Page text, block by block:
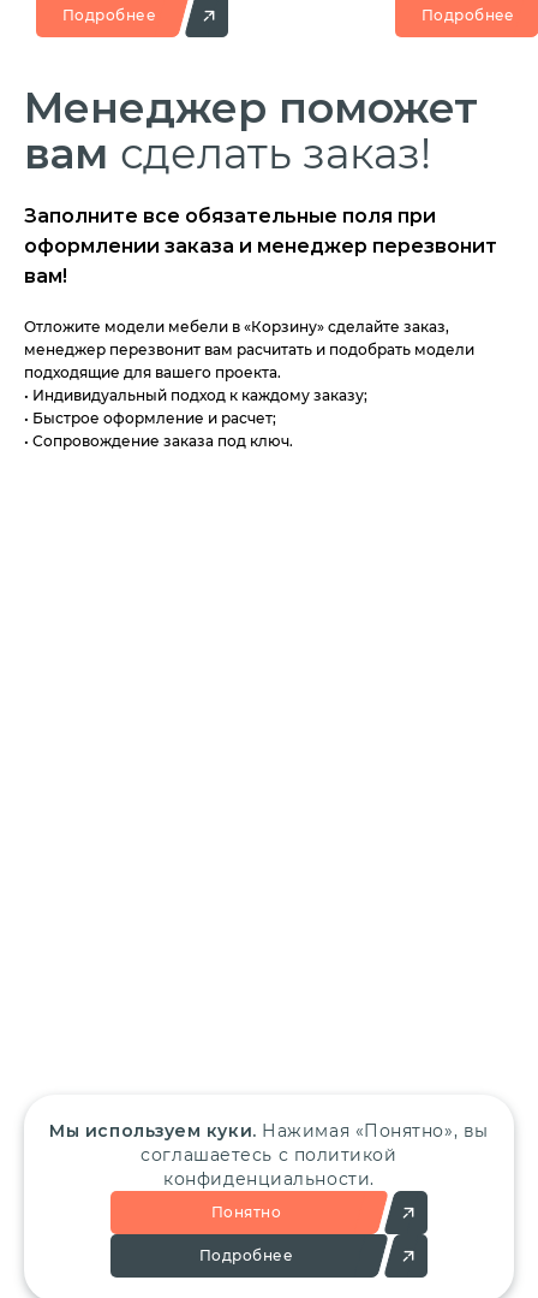
Подробнее Подробнее
Менеджер поможет
вам сделать заказ!
Заполните все обязательные поля при
оформлении заказа и менеджер перезвонит
вам!
Отложите модели мебели в «Корзину» сделайте заказ,
менеджер перезвонит вам расчитать и подобрать модели
подходящие для вашего проекта.
• Индивидуальный подход к каждому заказу;
• Быстрое оформление и расчет;
• Сопровождение заказа под ключ.
Мы используем куки. Нажимая «Понятно», вы
соглашаетесь с политикой
конфиденциальности.
Понятно
Подробнее